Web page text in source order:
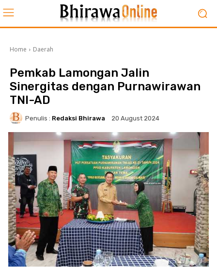
Home Daerah
Pemkab Lamongan Jalin
Sinergitas dengan Purnawirawan
TNI-AD
Penulis : Redaksi Bhirawa 20 August 2024